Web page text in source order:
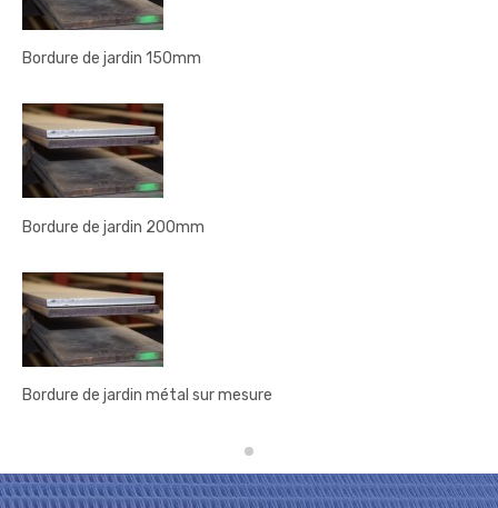
Bordure de jardin 150mm
Bordure de jardin 200mm
Bordure de jardin métal sur mesure